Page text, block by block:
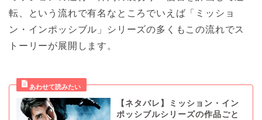
転、という流れで有名なところでいえば「ミッショ
ン・インポッシブル」シリーズの多くもこの流れでス
トーリーが展開します。
【ネタバレ】ミッション・イン
ポッシブルシリーズの作品ごと